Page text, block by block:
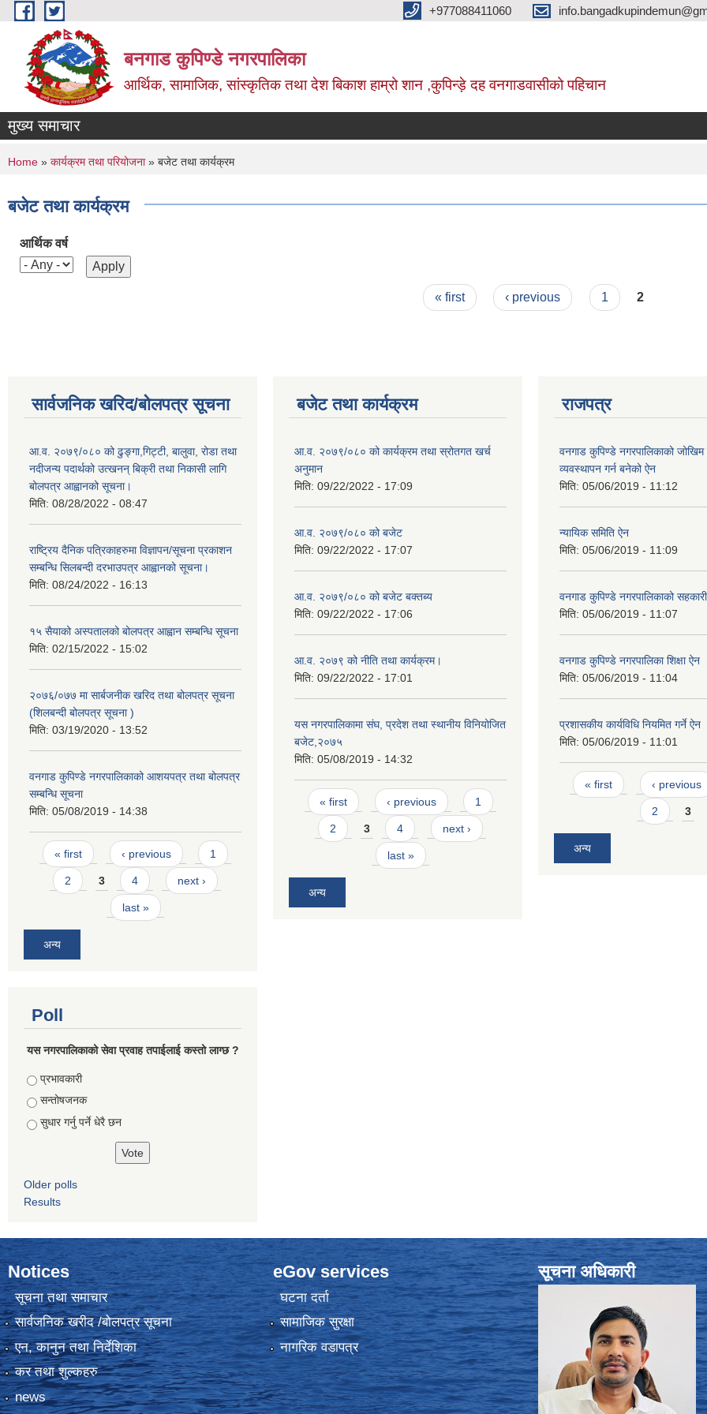
Skip to main content +977088411060
बनगाड कुपिण्डे नगरपालिका
आर्थिक, सामाजिक, सांस्कृतिक तथा देश बिकाश हाम्रो शान ,कुपिन्ड़े दह वनगाडवासीको पहिचान
मुख्य समाचार
You are here
Home » कार्यक्रम तथा परियोजना» बजेट तथा कार्यक्रम
बजेट तथा कार्यक्रम
आर्थिक वर्ष
« first ‹ previous 1 2
सार्वजनिक खरिद/बोलपत्र सूचना
आ.व. २०७९/०८० को ढुङ्गा,गिट्टी, बालुवा, रोडा तथा
नदीजन्य पदार्थको उत्खनन् बिक्री तथा निकासी लागि
बोलपत्र आह्वानको सूचना।
मिति: 08/28/2022 - 08:47
राष्ट्रिय दैनिक पत्रिकाहरुमा विज्ञापन/सूचना प्रकाशन
सम्बन्धि सिलबन्दी दरभाउपत्र आह्वानको सूचना।
मिति: 08/24/2022 - 16:13
१५ सैयाको अस्पतालको बोलपत्र आह्वान सम्बन्धि सूचना
मिति: 02/15/2022 - 15:02
२०७६/०७७ मा सार्बजनीक खरिद तथा बोलपत्र सूचना
(शिलबन्दी बोलपत्र सूचना )
मिति: 03/19/2020 - 13:52
वनगाड कुपिण्डे नगरपालिकाको आशयपत्र तथा बोलपत्र
सम्बन्धि सूचना
मिति: 05/08/2019 - 14:38
Pages
« first ‹ previous 1
2 3 4 next ›
last »
अन्य
बजेट तथा कार्यक्रम
आ.व. २०७९/०८० को कार्यक्रम तथा स्रोतगत खर्च
अनुमान
मिति: 09/22/2022 - 17:09
आ.व. २०७९/०८० को बजेट
मिति: 09/22/2022 - 17:07
आ.व. २०७९/०८० को बजेट बक्तब्य
मिति: 09/22/2022 - 17:06
आ.व. २०७९ को नीति तथा कार्यक्रम।
मिति: 09/22/2022 - 17:01
यस नगरपालिकामा संघ, प्रदेश तथा स्थानीय विनियोजित
बजेट,२०७५
मिति: 05/08/2019 - 14:32
Pages
« first ‹ previous 1
2 3 4 next ›
last »
अन्य
राजपत्र
वनगाड कुपिण्डे नगरपालिकाको
व्यवस्थापन गर्न बनेको ऐन
मिति: 05/06/2019 - 11:12
न्यायिक समिति ऐन
मिति: 05/06/2019 - 11:09
वनगाड कुपिण्डे नगरपालिकाको
मिति: 05/06/2019 - 11:07
वनगाड कुपिण्डे नगरपालिका शिक्षा ऐन
मिति: 05/06/2019 - 11:04
प्रशासकीय कार्यविधि नियमित गर्ने ऐन
मिति: 05/06/2019 - 11:01
Pages
« first ‹ previous
2 3
अन्य
Poll
यस नगरपालिकाको सेवा प्रवाह तपाईलाई कस्तो लाग्छ ?
Choices
प्रभावकारी
सन्तोषजनक
सुधार गर्नु पर्ने धेरै छन
Older polls
Results
Notices
सूचना तथा समाचार
सार्वजनिक खरीद /बोलपत्र सूचना
एन, कानुन तथा निर्देशिका
कर तथा शुल्कहरु
news
eGov services
घटना दर्ता
सामाजिक सुरक्षा
नागरिक वडापत्र
सूचना अधिकारी